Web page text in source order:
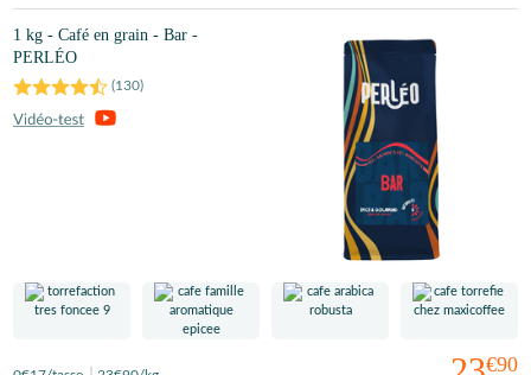
1 kg - Café en grain - Bar -
PERLÉO
(130)
€90